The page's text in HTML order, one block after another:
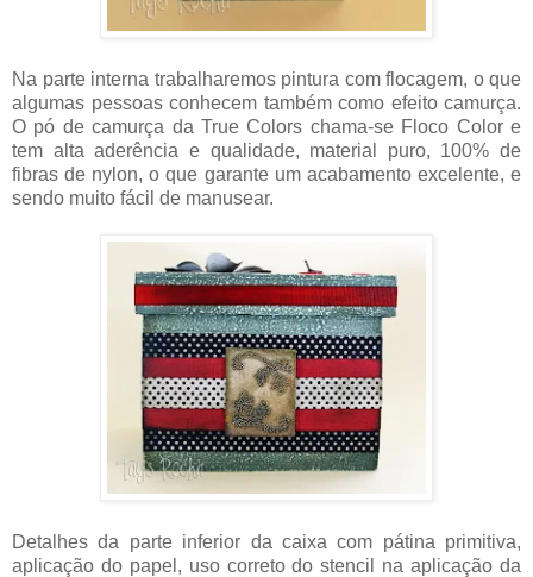
Na parte interna trabalharemos pintura com flocagem, o que
algumas pessoas conhecem também como efeito camurça.
O pó de camurça da True Colors chama-se Floco Color e
tem alta aderência e qualidade, material puro, 100% de
fibras de nylon, o que garante um acabamento excelente, e
sendo muito fácil de manusear.
Detalhes da parte inferior da caixa com pátina primitiva,
aplicação do papel, uso correto do stencil na aplicação da